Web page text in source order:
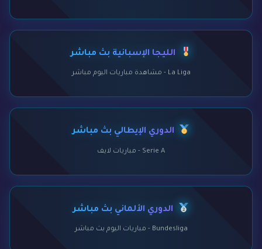
الليجا الإسبانية بث مباشر
La Liga - مشاهدة مباريات اليوم مباشر
الدوري الإيطالي بث مباشر
Serie A - مباريات لايف
الدوري الألماني بث مباشر
Bundesliga - مباريات اليوم بث مباشر